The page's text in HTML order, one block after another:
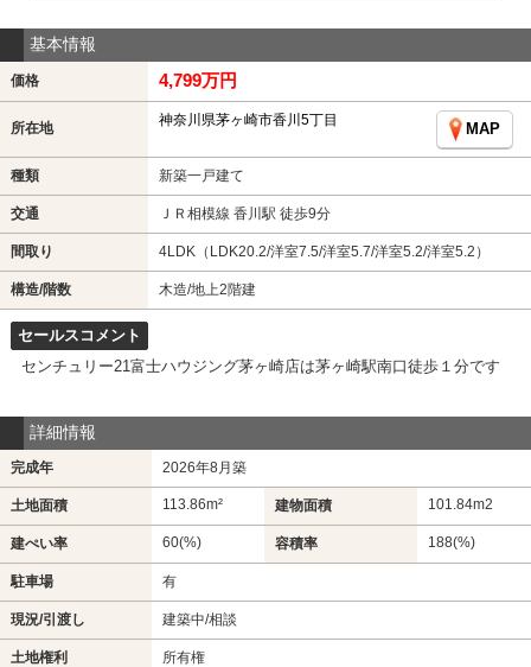
基本情報
価格 4,799万円
所在地 神奈川県茅ヶ崎市香川5丁目
MAP
種類 新築一戸建て
交通 ＪＲ相模線 香川駅 徒歩9分
間取り 4LDK（LDK20.2/洋室7.5/洋室5.7/洋室5.2/洋室5.2）
構造/階数 木造/地上2階建
セールスコメント
センチュリー21富士ハウジング茅ヶ崎店は茅ヶ崎駅南口徒歩１分です
詳細情報
完成年 2026年8月築
土地面積 113.86m² 建物面積 101.84m2
建ぺい率 60(%) 容積率 188(%)
駐車場 有
現況/引渡し 建築中/相談
土地権利 所有権